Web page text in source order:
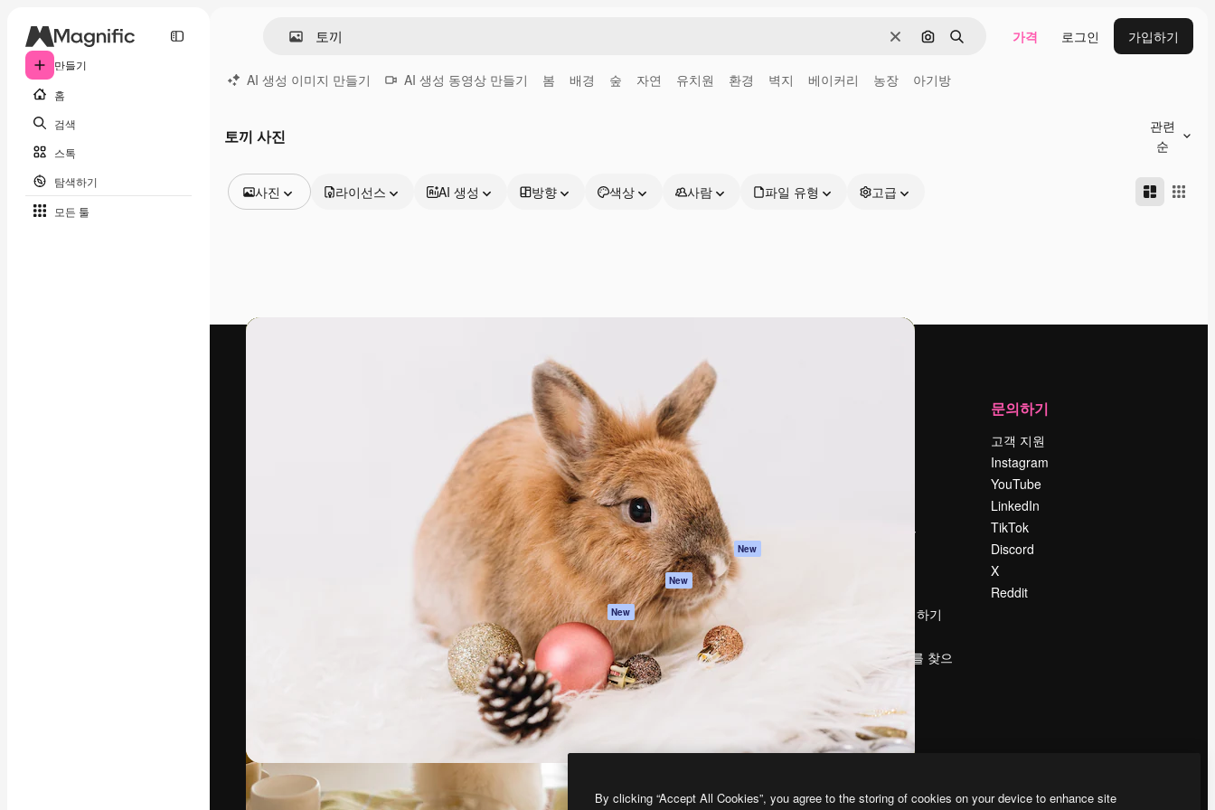
만들기
홈
검색
스톡
탐색하기
모든 툴
지우기이미지로 검색
검색 가격 로그인 가입하기
AI 생성 이미지 만들기 AI 생성 동영상 만들기 봄 배경 숲 자연 유치원 환경 벽지 베이커리 농장 아기방
토끼 사진
관련
순
사진
동영상
라이선스 AI 생성 방향 색상 사람 파일 유형 고급
최고의 결과물을 이끌어내는 크리에이티브
플랫폼. 크리에이터, 엔터프라이즈, 에이전시,
스튜디오를 아우르는 100만 명 이상의 구독
프로덕트
Spaces
AI 어시스턴트
AI 이미지 생성기
AI 동영상 생성기
AI 텍스트 음성 변환
스톡 콘텐츠
Claude/ChatGPT
용 MCP
New
Agents New
API
모바일 앱
모든 Magnific 툴
지원
이용 약관
개인정보 보호 정책
원본 New
쿠키 정책
Trust Center
제휴 파트너
비지니스
검색 트렌드
콘텐츠 판매하기
magnific.ai를 찾으
시나요?
문의하기
고객 지원
Instagram
YouTube
LinkedIn
TikTok
Discord
X
Reddit
Freepik Company S.L.U.모든 권리는 보호 받습니다
By clicking “Accept All Cookies”, you agree to the storing of cookies on your device to enhance site